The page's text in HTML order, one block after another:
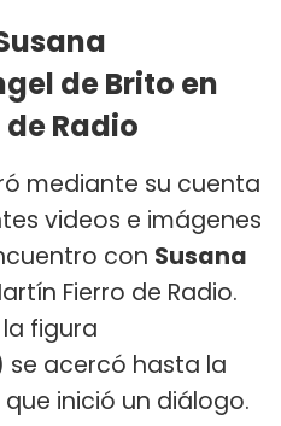
de Brito en
Radio
mediante su cuenta
videos e imágenes
con Susana
Fierro de Radio.
figura
se acercó hasta la
inició un diálogo.